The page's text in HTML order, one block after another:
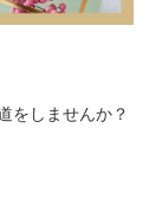
をしませんか？